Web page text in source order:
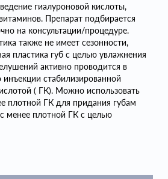
гиалуроновой кислоты,
Препарат подбирается
на консультации/процедуре.
также не имеет сезонности,
пластика губ с целью увлажнения
активно проводится в
инъекции стабилизированной
( ГК). Можно использовать
плотной ГК для придания губам
менее плотной ГК с целью